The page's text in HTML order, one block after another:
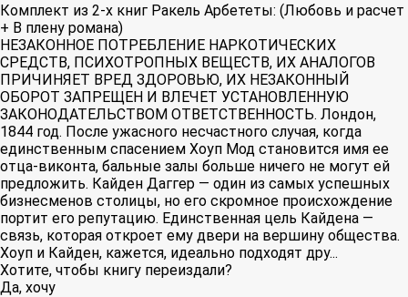
Комплект из 2-х книг Ракель Арбететы: (Любовь и расчет
+ В плену романа)
НЕЗАКОННОЕ ПОТРЕБЛЕНИЕ НАРКОТИЧЕСКИХ
СРЕДСТВ, ПСИХОТРОПНЫХ ВЕЩЕСТВ, ИХ АНАЛОГОВ
ПРИЧИНЯЕТ ВРЕД ЗДОРОВЬЮ, ИХ НЕЗАКОННЫЙ
ОБОРОТ ЗАПРЕЩЕН И ВЛЕЧЕТ УСТАНОВЛЕННУЮ
ЗАКОНОДАТЕЛЬСТВОМ ОТВЕТСТВЕННОСТЬ. Лондон,
1844 год. После ужасного несчастного случая, когда
единственным спасением Хоуп Мод становится имя ее
отца-виконта, бальные залы больше ничего не могут ей
предложить. Кайден Даггер — один из самых успешных
бизнесменов столицы, но его скромное происхождение
портит его репутацию. Единственная цель Кайдена —
связь, которая откроет ему двери на вершину общества.
Хоуп и Кайден, кажется, идеально подходят дру...
Хотите, чтобы книгу переиздали?
Да, хочу